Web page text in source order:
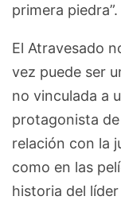
primera piedra”.
El Atravesado
vez puede ser
no vinculada a
protagonista
relación con la
como en las
historia del